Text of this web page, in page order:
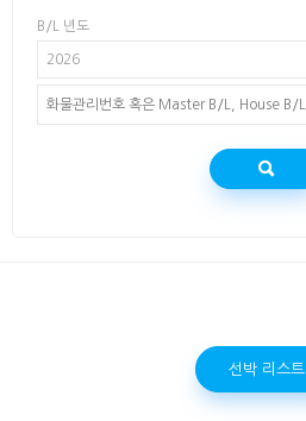
B/L 년도
2026
선박 리스트